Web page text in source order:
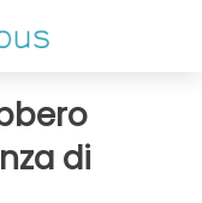
di